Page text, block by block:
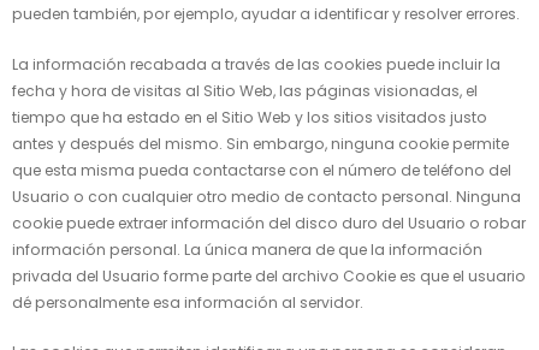
pueden también, por ejemplo, ayudar a identificar y resolver errores.
La información recabada a través de las cookies puede incluir la
fecha y hora de visitas al Sitio Web, las páginas visionadas, el
tiempo que ha estado en el Sitio Web y los sitios visitados justo
antes y después del mismo. Sin embargo, ninguna cookie permite
que esta misma pueda contactarse con el número de teléfono del
Usuario o con cualquier otro medio de contacto personal. Ninguna
cookie puede extraer información del disco duro del Usuario o robar
información personal. La única manera de que la información
privada del Usuario forme parte del archivo Cookie es que el usuario
dé personalmente esa información al servidor.